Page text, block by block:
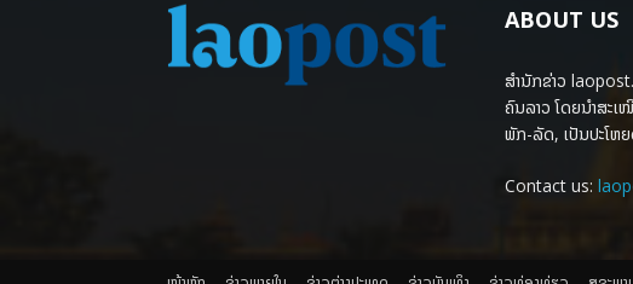
ABOUT US
ສຳນັກຂ່າວ
ຄົນລາວ ໂດຍນຳສະເ
ພັກ-ລັດ, ເປັນປະໂຫ
Contact us: